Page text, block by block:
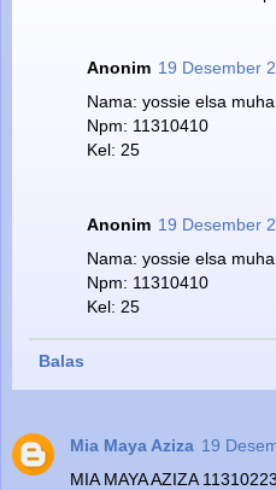
Anonim 19 Desember
Nama: yossie elsa
Npm: 11310410
Kel: 25
Anonim 19 Desember
Nama: yossie elsa
Npm: 11310410
Kel: 25
Balas
Mia Maya Aziza 19
MIA MAYA AZIZA 11310223